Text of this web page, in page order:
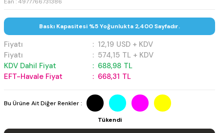
Baskı Kapasitesi %5 Yoğunlukta 2,400 Sayfadır.
Fiyatı : 12,19 USD + KDV
Fiyatı
: 574,15 TL + KDV
KDV Dahil Fiyat
: 688,98 TL
EFT-Havale Fiyat
: 668,31 TL
Bu Ürüne Ait Diğer Renkler :
Tükendi